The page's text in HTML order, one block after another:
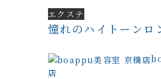
エクステ
憧れのハイトーンロ
店